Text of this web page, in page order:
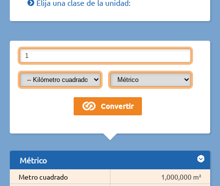
Elija una clase de la unidad:
Métrico
Metro cuadrado
1,000,000 m²